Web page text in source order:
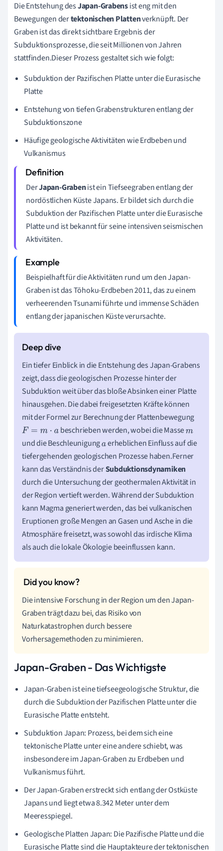
Die Entstehung desJapan-Grabensist eng mit den
Bewegungen dertektonischen Plattenverknüpft. Der
Graben ist das direkt sichtbare Ergebnis der
Subduktionsprozesse, die seit Millionen von Jahren
stattfinden.Dieser Prozess gestaltet sich wie folgt:
Subduktion der Pazifischen Platte unter die Eurasische
Platte
Entstehung von tiefen Grabenstrukturen entlang der
Subduktionszone
Häufige geologische Aktivitäten wie Erdbeben und
Vulkanismus
DerJapan-Grabenist ein Tiefseegraben entlang der
nordöstlichen Küste Japans. Er bildet sich durch die
Subduktion der Pazifischen Platte unter die Eurasische
Platte und ist bekannt für seine intensiven seismischen
Aktivitäten.
Beispielhaft für die Aktivitäten rund um den Japan-
Graben ist das Tōhoku-Erdbeben 2011, das zu einem
verheerenden Tsunami führte und immense Schäden
entlang der japanischen Küste verursachte.
Ein tiefer Einblick in die Entstehung des Japan-Grabens
zeigt, dass die geologischen Prozesse hinter der
Subduktion weit über das bloße Absinken einer Platte
hinausgehen. Die dabei freigesetzten Kräfte können
mit der Formel zur Berechnung der Plattenbewegung
F= m⋅ a beschrieben werden, wobei die Massem
und die Beschleunigungaerheblichen Einfluss auf die
tiefergehenden geologischen Prozesse haben.Ferner
kann das Verständnis derSubduktionsdynamiken
durch die Untersuchung der geothermalen Aktivität in
der Region vertieft werden. Während der Subduktion
kann Magma generiert werden, das bei vulkanischen
Eruptionen große Mengen an Gasen und Asche in die
Atmosphäre freisetzt, was sowohl das irdische Klima
als auch die lokale Ökologie beeinflussen kann.
Die intensive Forschung in der Region um den Japan-
Graben trägt dazu bei, das Risiko von
Naturkatastrophen durch bessere
Vorhersagemethoden zu minimieren.
Japan-Graben - Das Wichtigste
Japan-Graben ist eine tiefseegeologische Struktur, die
durch die Subduktion der Pazifischen Platte unter die
Eurasische Platte entsteht.
Subduktion Japan: Prozess, bei dem sich eine
tektonische Platte unter eine andere schiebt, was
insbesondere im Japan-Graben zu Erdbeben und
Vulkanismus führt.
Der Japan-Graben erstreckt sich entlang der Ostküste
Japans und liegt etwa 8.342 Meter unter dem
Meeresspiegel.
Geologische Platten Japan: Die Pazifische Platte und die
Eurasische Platte sind die Hauptakteure der tektonischen